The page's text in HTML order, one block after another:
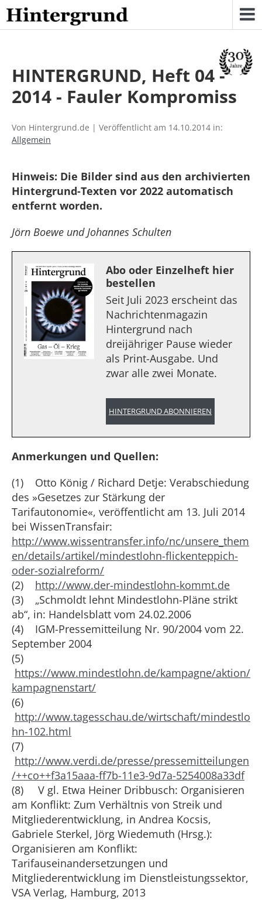
Skip
to
content
HINTERGRUND, Heft 04 -
2014 - Fauler Kompromiss
Von Hintergrund.de | Veröffentlicht am 14.10.2014 in:
Allgemein
Hinweis: Die Bilder sind aus den archivierten
Hintergrund-Texten vor 2022 automatisch
entfernt worden.
Jörn Boewe und Johannes Schulten
Abo oder Einzelheft hier
bestellen
Seit Juli 2023 erscheint das
Nachrichtenmagazin
Hintergrund nach
dreijähriger Pause wieder
als Print-Ausgabe. Und
zwar alle zwei Monate.
HINTERGRUND ABONNIEREN
Anmerkungen und Quellen:
(1) Otto König / Richard Detje: Verabschiedung
des »Gesetzes zur Stärkung der
Tarifautonomie«, veröffentlicht am 13. Juli 2014
bei WissenTransfair:
http://www.wissentransfer.info/nc/unsere_them
en/details/artikel/mindestlohn-flickenteppich-
oder-sozialreform/
(2) http://www.der-mindestlohn-kommt.de
(3) „Schmoldt lehnt Mindestlohn-Pläne strikt
ab“, in: Handelsblatt vom 24.02.2006
(4) IGM-Pressemitteilung Nr. 90/2004 vom 22.
September 2004
(5)
https://www.mindestlohn.de/kampagne/aktion/
kampagnenstart/
(6)
http://www.tagesschau.de/wirtschaft/mindestlo
hn-102.html
(7)
http://www.verdi.de/presse/pressemitteilungen
/++co++f3a15aaa-ff7b-11e3-9d7a-5254008a33df
(8) V gl. Etwa Heiner Dribbusch: Organisieren
am Konflikt: Zum Verhältnis von Streik und
Mitgliederentwicklung, in Andrea Kocsis,
Gabriele Sterkel, Jörg Wiedemuth (Hrsg.):
Organisieren am Konflikt:
Tarifauseinandersetzungen und
Mitgliederentwicklung im Dienstleistungssektor,
VSA Verlag, Hamburg, 2013